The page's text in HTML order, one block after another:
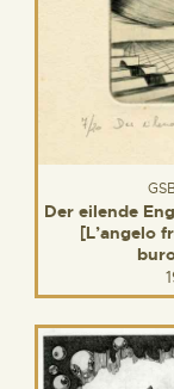
Der eilende
[L’angelo